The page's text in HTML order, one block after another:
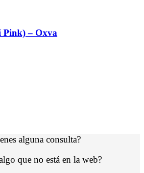
– Oxva
alguna consulta?
que no está en la web?